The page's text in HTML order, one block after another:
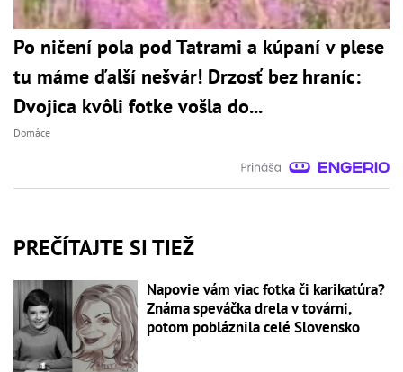
Po ničení pola pod Tatrami a kúpaní v plese
tu máme ďalší nešvár! Drzosť bez hraníc:
Dvojica kvôli fotke vošla do...
Domáce
PREČÍTAJTE SI TIEŽ
Napovie vám viac fotka či karikatúra?
Známa speváčka drela v továrni,
potom pobláznila celé Slovensko